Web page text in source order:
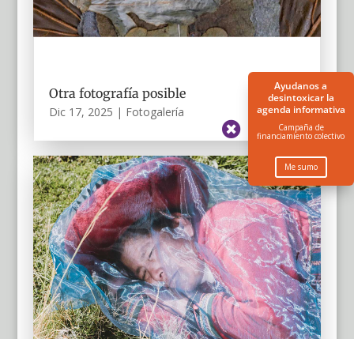
Otra fotografía posible
Dic 17, 2025 | Fotogalería

Ayudanos a
desintoxicar la
agenda informativa
Campaña de
financiamiento colectivo
Me sumo